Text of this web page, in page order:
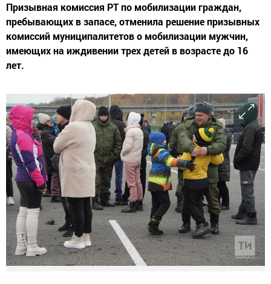
Призывная комиссия РТ по мобилизации граждан,
пребывающих в запасе, отменила решение призывных
комиссий муниципалитетов о мобилизации мужчин,
имеющих на иждивении трех детей в возрасте до 16
лет.